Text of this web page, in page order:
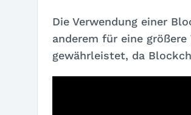
Die Verwendung einer
anderem für eine
gewährleistet, da